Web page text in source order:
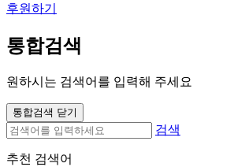
후원하기
통합검색
원하시는 검색어를 입력해 주세요
통합검색 닫기
검색
추천 검색어